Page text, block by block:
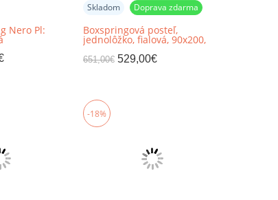
Nero Pl:
Skladom Doprava zdarma
Boxspringová posteľ,
jednolôžko, fialová, 90x200,
pravá, BARY
651,00€ 529,00€
-18%